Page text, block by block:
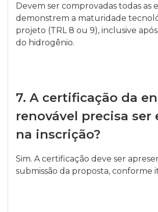
Devem ser comprovadas todas as
demonstrem a maturidade
projeto (TRL 8 ou 9), inclusive
do hidrogênio.
7. A certificação da
renovável precisa ser
na inscrição?
Sim. A certificação deve ser
submissão da proposta, conforme